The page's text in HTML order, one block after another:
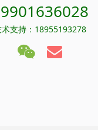
术支持：18955193278